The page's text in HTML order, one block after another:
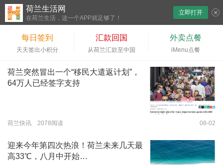
荷兰生活网
在荷兰生活，这一个APP就足够了！
立即打开
每日签到
天天签出小积分
汇款回国
从荷兰汇款至中国
外卖点餐
iMenu点餐
荷兰突然冒出一个“移民大遣返计划”，
64万人已经签字支持
荷兰快讯 2078阅读 08-02
迎来今年第四次热浪！荷兰未来几天最
高33℃，八月中开始…